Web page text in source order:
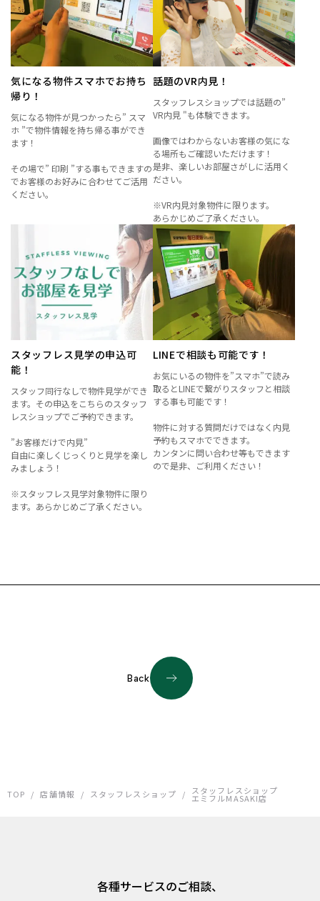
気になる物件スマホでお持ち
帰り！
気になる物件が見つかったら” スマ
ホ ”で物件情報を持ち帰る事ができ
ます！
その場で” 印刷 ”する事もできますの
でお客様のお好みに合わせてご活用
ください。
話題のVR内見！
スタッフレスショップでは話題の”
VR内見 "も体験できます。
画像ではわからないお客様の気にな
る場所もご確認いただけます！
是非、楽しいお部屋さがしに活用く
ださい。
※VR内見対象物件に限ります。
あらかじめご了承ください。
スタッフレス見学の申込可
能！
スタッフ同行なしで物件見学ができ
ます。その申込をこちらのスタッフ
レスショップでご予約できます。
”お客様だけで内見”
自由に楽しくじっくりと見学を楽し
みましょう！
※スタッフレス見学対象物件に限り
ます。あらかじめご了承ください。
LINEで相談も可能です！
お気にいるの物件を”スマホ”で読み
取るとLINEで繋がりスタッフと相談
する事も可能です！
物件に対する質問だけではなく内見
予約もスマホでできます。
カンタンに問い合わせ等もできます
ので是非、ご利用ください！
Back
TOP / 店舗情報 / スタッフレスショップ / スタッフレスショップ
エミフルMASAKI店
各種サービスのご相談、